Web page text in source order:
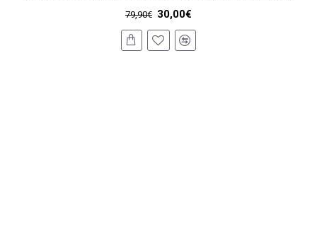
30,00€
79,90€